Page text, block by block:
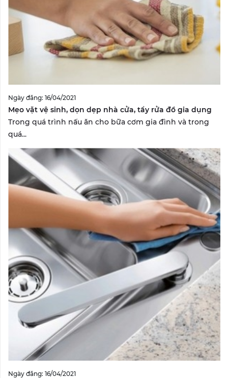
Ngày đăng: 16/04/2021
Mẹo vặt vệ sinh, dọn dẹp nhà cửa, tẩy rửa đồ gia dụng
Trong quá trình nấu ăn cho bữa cơm gia đình và trong
quá...
Ngày đăng: 16/04/2021